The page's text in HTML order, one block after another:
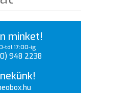
minket!
tól 17:00-ig
948 2238